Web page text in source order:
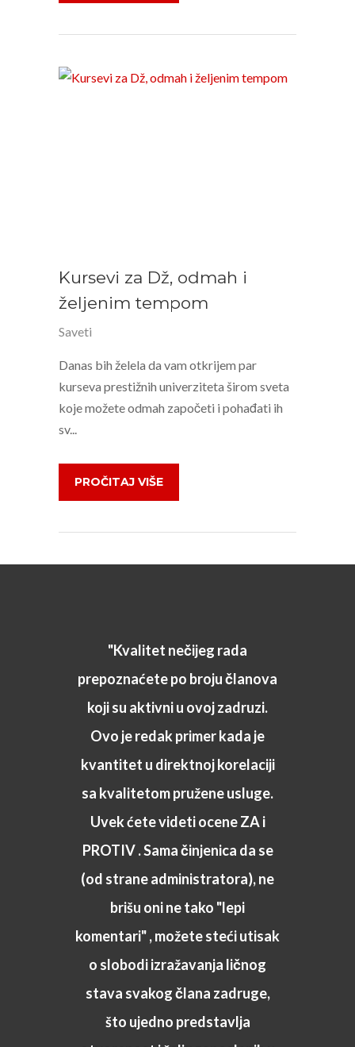
Kursevi za Dž, odmah i
željenim tempom
Saveti
Danas bih želela da vam otkrijem par
kurseva prestižnih univerziteta širom sveta
koje možete odmah započeti i pohađati ih
sv...
PROČITAJ VIŠE
"Kvalitet nečijeg rada
prepoznaćete po broju članova
koji su aktivni u ovoj zadruzi.
Ovo je redak primer kada je
kvantitet u direktnoj korelaciji
sa kvalitetom pružene usluge.
Uvek ćete videti ocene ZA i
PROTIV . Sama činjenica da se
(od strane administratora), ne
brišu oni ne tako "lepi
komentari" , možete steći utisak
o slobodi izražavanja ličnog
stava svakog člana zadruge,
što ujedno predstavlja
"Moje lično iskustvo sa
zadrugom je odlično. Učlanio
sam se pre par dana i krenuo
kuci, oni su me već zvali za sutra
da idem da radim. Nikada ranije
nisam bio ni u jednoj studenskoj,
nisam se pokajao sto sam dosao
i svima bih preporiuo da dodji.
Jer ljudi u zadruzi stvarno su na
mestu, zovu ponude ti
posao,odlučis i rešeno. Dosta
izlaze u susret oko nalazenje
mesta gde se radi. Ljudi koji se
dvoume neka dodju i videće da